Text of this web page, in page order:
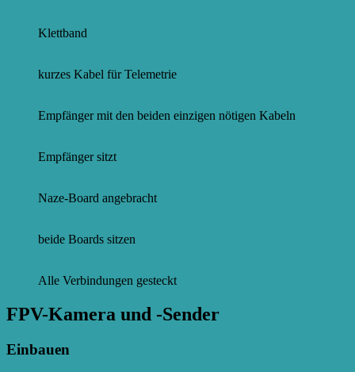
Klettband
kurzes Kabel für Telemetrie
Empfänger mit den beiden einzigen nötigen Kabeln
Empfänger sitzt
Naze-Board angebracht
beide Boards sitzen
Alle Verbindungen gesteckt
FPV-Kamera und -Sender
Einbauen